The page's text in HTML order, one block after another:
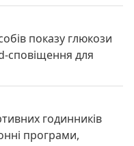
показу глюкози
сповіщення для
годинників
програми,